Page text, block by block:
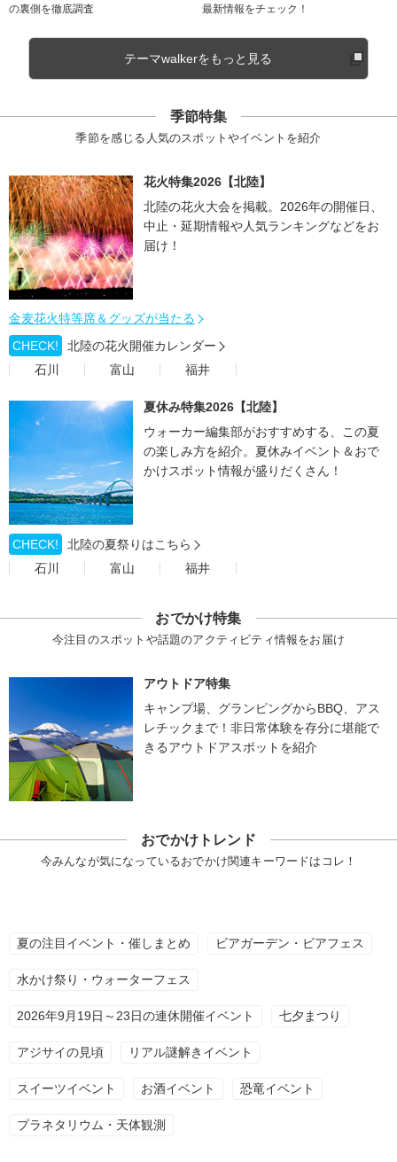
の裏側を徹底調査
最新情報をチェック！
テーマwalkerをもっと見る
季節特集
季節を感じる人気のスポットやイベントを紹介
花火特集2026【北陸】
北陸の花火大会を掲載。2026年の開催日、
中止・延期情報や人気ランキングなどをお
届け！
金麦花火特等席＆グッズが当たる
CHECK!
北陸の花火開催カレンダー
石川
富山 福井
夏休み特集2026【北陸】
ウォーカー編集部がおすすめする、この夏
の楽しみ方を紹介。夏休みイベント＆おで
かけスポット情報が盛りだくさん！
CHECK!
北陸の夏祭りはこちら
石川
富山 福井
おでかけ特集
今注目のスポットや話題のアクティビティ情報をお届け
アウトドア特集
キャンプ場、グランピングからBBQ、アス
レチックまで！非日常体験を存分に堪能で
きるアウトドアスポットを紹介
おでかけトレンド
今みんなが気になっているおでかけ関連キーワードはコレ！
夏の注目イベント・催しまとめ ビアガーデン・ビアフェス
水かけ祭り・ウォーターフェス
2026年9月19日～23日の連休開催イベント 七夕まつり
アジサイの見頃 リアル謎解きイベント
スイーツイベント お酒イベント 恐竜イベント
プラネタリウム・天体観測